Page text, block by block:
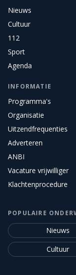
Nieuws
Cultuur
112
Sport
Agenda
INFORMATIE
Programma's
Organisatie
Uitzendfrequenties
Adverteren
ANBI
Vacature vrijwilliger
Klachtenprocedure
POPULAIRE
Nieuws
Cultuur